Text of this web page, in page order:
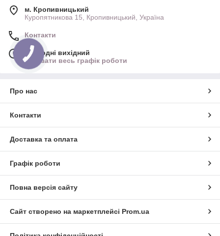
м. Кропивницький
Куропятникова 15, Кропивницький, Україна
Контакти
Сьогодні вихідний
Показати весь графік роботи
Про нас
Контакти
Доставка та оплата
Графік роботи
Повна версія сайту
Сайт створено на маркетплейсі Prom.ua